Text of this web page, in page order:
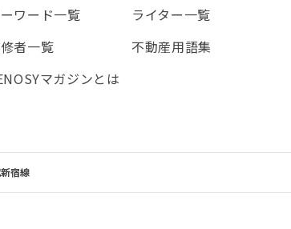
ワード一覧
ライター一覧
者一覧
不動産用語集
マガジンとは
宿線